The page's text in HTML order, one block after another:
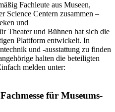
Fachleute aus Museen,
Science Centern zusammen –
und
Theater und Bühnen hat sich die
Plattform entwickelt. In
und -ausstattung zu finden
halten die beteiligten
melden unter:
für Museums-